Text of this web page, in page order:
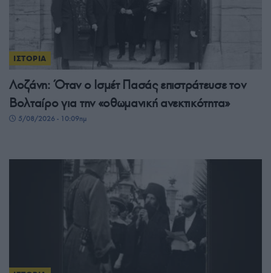
ΙΣΤΟΡΙΑ
Λοζάνη: Όταν ο Ισμέτ Πασάς επιστράτευσε τον
Βολταίρο για την «οθωμανική ανεκτικότητα»
5/08/2026 - 10:09πμ